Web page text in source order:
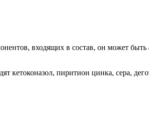
входящих в состав, он может быть
кетоконазол, пиритион цинка, сера,